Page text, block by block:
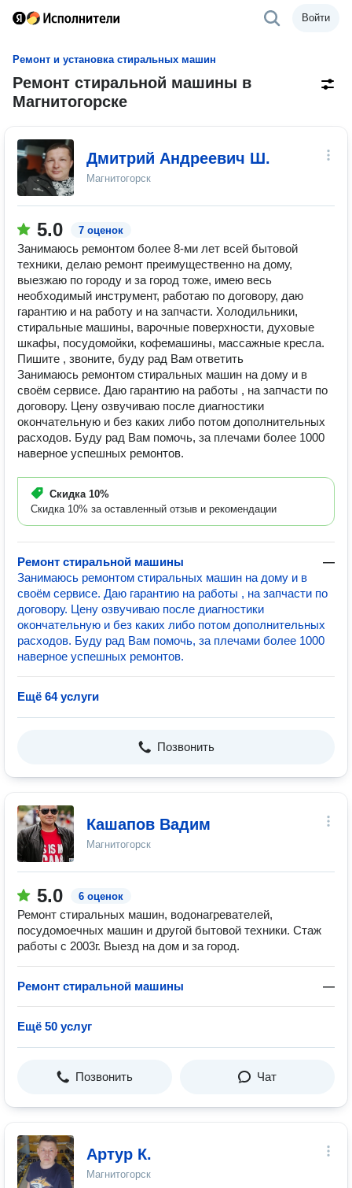
Войти
Ремонт и установка стиральных машин
Ремонт стиральной машины в
Магнитогорске
Дмитрий Андреевич Ш.
Магнитогорск
5.0 7 оценок
Занимаюсь ремонтом более 8-ми лет всей бытовой
техники, делаю ремонт преимущественно на дому,
выезжаю по городу и за город тоже, имею весь
необходимый инструмент, работаю по договору, даю
гарантию и на работу и на запчасти. Холодильники,
стиральные машины, варочные поверхности, духовые
шкафы, посудомойки, кофемашины, массажные кресла.
Пишите , звоните, буду рад Вам ответить
Занимаюсь ремонтом стиральных машин на дому и в
своём сервисе. Даю гарантию на работы , на запчасти по
договору. Цену озвучиваю после диагностики
окончательную и без каких либо потом дополнительных
расходов. Буду рад Вам помочь, за плечами более 1000
наверное успешных ремонтов.
Скидка 10%
Скидка 10% за оставленный отзыв и рекомендации
Ремонт стиральной машины
—
Занимаюсь ремонтом стиральных машин на дому и в
своём сервисе. Даю гарантию на работы , на запчасти по
договору. Цену озвучиваю после диагностики
окончательную и без каких либо потом дополнительных
расходов. Буду рад Вам помочь, за плечами более 1000
наверное успешных ремонтов.
Ещё 64 услуги
Позвонить
Кашапов Вадим
Магнитогорск
5.0 6 оценок
Ремонт стиральных машин, водонагревателей,
посудомоечных машин и другой бытовой техники. Стаж
работы с 2003г. Выезд на дом и за город.
Ремонт стиральной машины —
Ещё 50 услуг
Позвонить Чат
Артур К.
Магнитогорск